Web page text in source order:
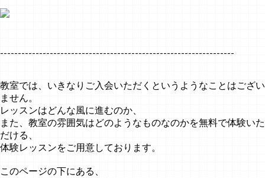
------------------------------------------------------------------
教室では、いきなりご入会いただくというようなことはござい
ません。
レッスンはどんな風に進むのか、
また、教室の雰囲気はどのようなものなのかを無料で体験いた
だける、
体験レッスンをご用意しております。
このページの下にある、